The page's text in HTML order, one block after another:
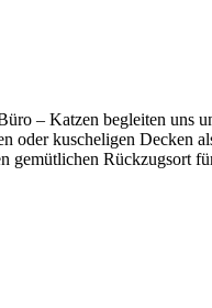
– Katzen begleiten uns
oder kuscheligen Decken
gemütlichen Rückzugsort